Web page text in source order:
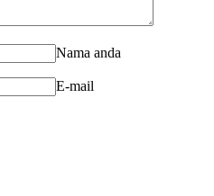
Nama anda
E-mail